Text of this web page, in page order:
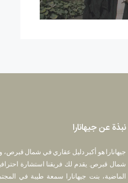
نبذة عن جيهانارا
جيهانارا هو أكبر دليل عقاري في شمال قبرص،
شمال قبرص. يقدم لك فريقنا استشارة
الماضية، بنت جيهانارا سمعة طيبة في